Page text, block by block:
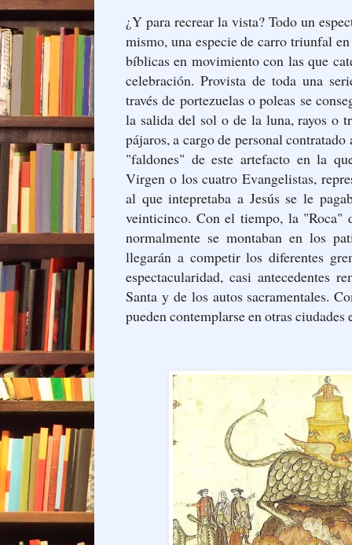
¿Y para recrear la vista? Todo un
mismo, una especie de carro triunfal
bíblicas en movimiento con las que
celebración. Provista de toda una
través de portezuelas o poleas se
la salida del sol o de la luna, rayos o
pájaros, a cargo de personal
"faldones" de este artefacto en la
Virgen o los cuatro Evangelistas,
al que intepretaba a Jesús se le
veinticinco. Con el tiempo, la "Roca"
normalmente se montaban en los
llegarán a competir los diferentes
espectacularidad, casi antecedentes
Santa y de los autos sacramentales.
pueden contemplarse en otras ciudades